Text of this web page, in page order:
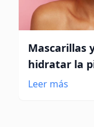
Mascarillas
hidratar la
Leer más